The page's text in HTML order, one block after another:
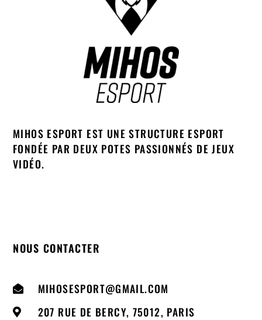
MIHOS ESPORT EST UNE STRUCTURE ESPORT
FONDÉE PAR DEUX POTES PASSIONNÉS DE JEUX
VIDÉO.
NOUS CONTACTER
MIHOSESPORT@GMAIL.COM
207 RUE DE BERCY, 75012, PARIS